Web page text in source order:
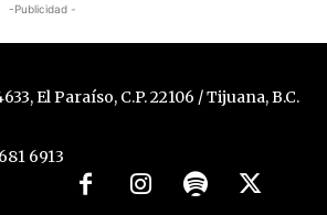
-Publicidad -
El Paraíso, C.P. 22106 / Tijuana, B.C.
6913